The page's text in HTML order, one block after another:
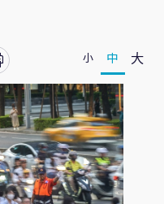
小 中 大